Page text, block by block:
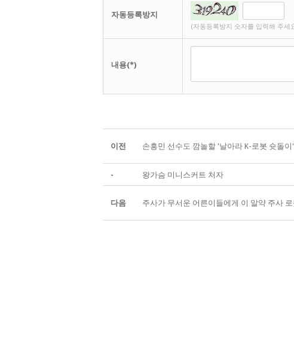
자동등록방지
(자동등록방지 숫자를 입력해 주세
내용(*)
이전 손흥민 선수도 깜놀할 '날아라 K-로봇 슛돌이'
- 왕가슴 미니스커트 처자
다음 주사가 무서운 어른이들에게 이 알약 주사